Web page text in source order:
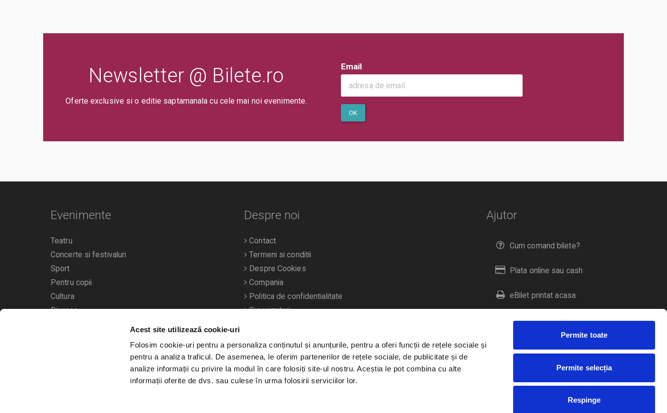
Acest site utilizează cookie-uri
Folosim cookie-uri pentru a personaliza conținutul și anunțurile, pentru a oferi funcții de rețele sociale și
pentru a analiza traficul. De asemenea, le oferim partenerilor de rețele sociale, de publicitate și de
analize informații cu privire la modul în care folosiți site-ul nostru. Aceștia le pot combina cu alte
informații oferite de dvs. sau culese în urma folosirii serviciilor lor.
Permite toate
Permite selecția
Respinge
Newsletter @ Bilete.ro
Oferte exclusive si o editie saptamanala cu cele mai noi evenimente.
Email
OK
Ajutor
Cum comand bilete?
Plata online sau cash
eBilet printat acasa
Livrare prin curier
Duplicare bilete
Evenimente
Teatru
Concerte si festivaluri
Sport
Pentru copii
Cultura
Diverse
Calendarul evenimentelor
Despre noi
Contact
Termeni si conditii
Despre Cookies
Compania
Politica de confidentialitate
Organizatori